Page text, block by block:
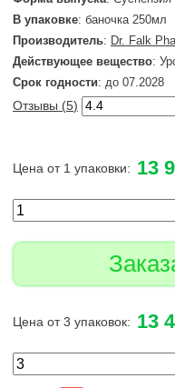
В упаковке: баночка 250мл
Производитель: Dr. Falk
Действующее вещество:
Срок годности: до 07.2028
Отзывы (5)
Цена от 1 упаковки: 13
Цена от 3 упаковок: 13